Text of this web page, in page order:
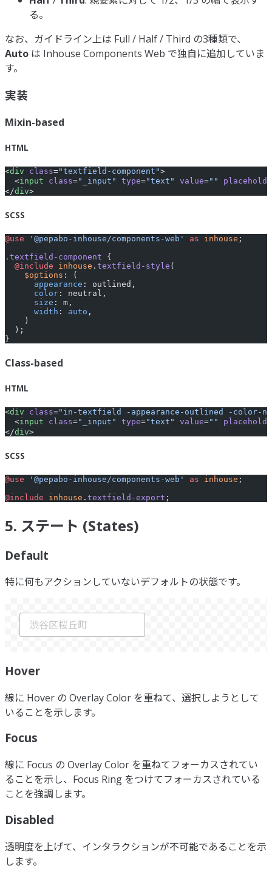
る。
なお、ガイドライン上は Full / Half / Third の3種類で、
Auto は Inhouse Components Web で独自に追加していま
す。
実装
Mixin-based
HTML
<div class="textfield-component">
  <
input class="_input" type="text" value=""
</div>
SCSS
@use '@pepabo-inhouse/components-web' as inhouse ;
.textfield-component {
  @include
inhouse . textfield-style (
    $options
: (
      appearance
: outlined,
      color
: neutral,
      size
: m,
      width
: auto ,
    )
  );
}
Class-based
HTML
<div class="in-textfield -appearance-outlined -color-
  <
input class="_input" type="text" value=""
</div>
SCSS
@use '@pepabo-inhouse/components-web' as inhouse ;
@include inhouse . textfield-export ;
5. ステート (States)
Default
特に何もアクションしていないデフォルトの状態です。
Hover
線に Hover の Overlay Color を重ねて、選択しようとして
いることを示します。
Focus
線に Focus の Overlay Color を重ねてフォーカスされてい
ることを示し、Focus Ring をつけてフォーカスされている
ことを強調します。
Disabled
透明度を上げて、インタラクションが不可能であることを示
します。